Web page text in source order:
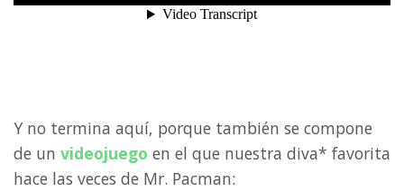
Y no termina aquí, porque también se compone
de un videojuego en el que nuestra diva* favorita
hace las veces de Mr. Pacman: